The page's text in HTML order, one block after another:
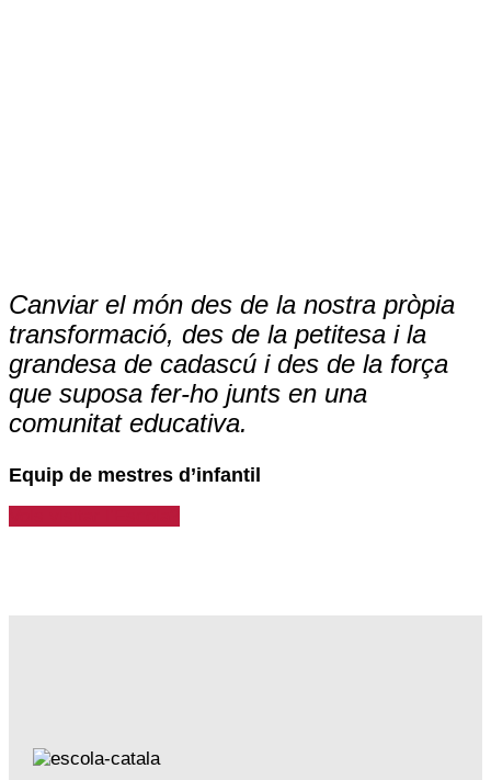
Canviar el món des de la nostra pròpia
transformació, des de la petitesa i la
grandesa de cadascú i des de la força
que suposa fer-ho junts en una
comunitat educativa.
Equip de mestres d’infantil